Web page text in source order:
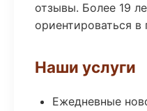
отзывы. Более 19
ориентироваться в
Наши услуги
Ежедневные